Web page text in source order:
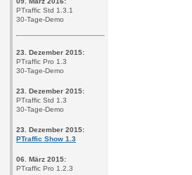
PTraffic Std 1.3.1
30-Tage-Demo
23. Dezember 2015:
PTraffic Pro 1.3
30-Tage-Demo
23. Dezember 2015:
PTraffic Std 1.3
30-Tage-Demo
23. Dezember 2015:
PTraffic Show 1.3
06. März 2015:
PTraffic Pro 1.2.3